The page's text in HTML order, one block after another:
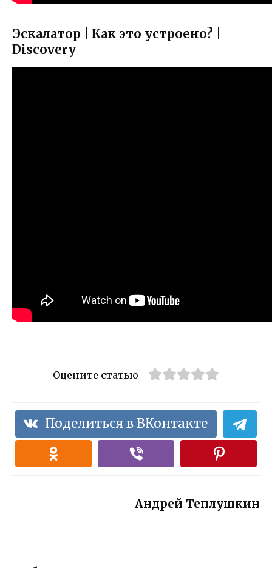
Эскалатор | Как это устроено? |
Discovery
Оцените статью
Поделиться в ВКонтакте
Андрей Теплушкин